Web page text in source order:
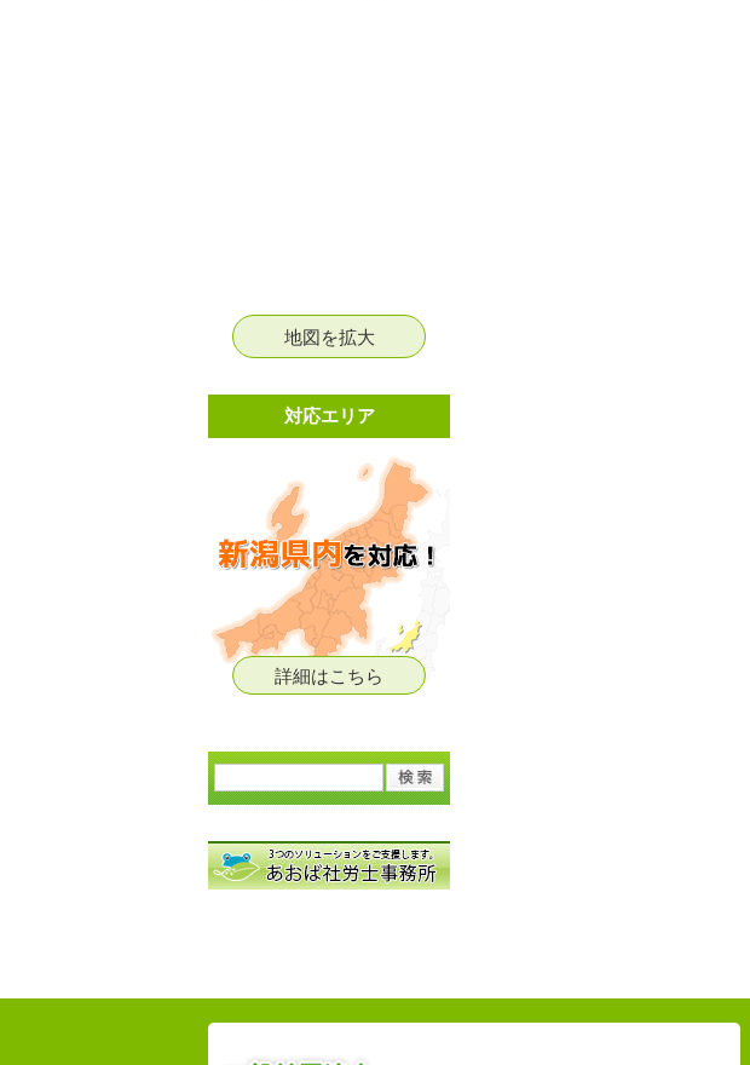
地図を拡大
対応エリア
詳細はこちら